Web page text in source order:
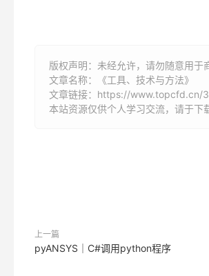
版权声明：未经允许，请勿随意用于
文章名称：《工具、技术与方法》
文章链接： https://www.topcfd.cn/
本站资源仅供个人学习交流，请于下
上一篇
pyANSYS｜C#调用python程序